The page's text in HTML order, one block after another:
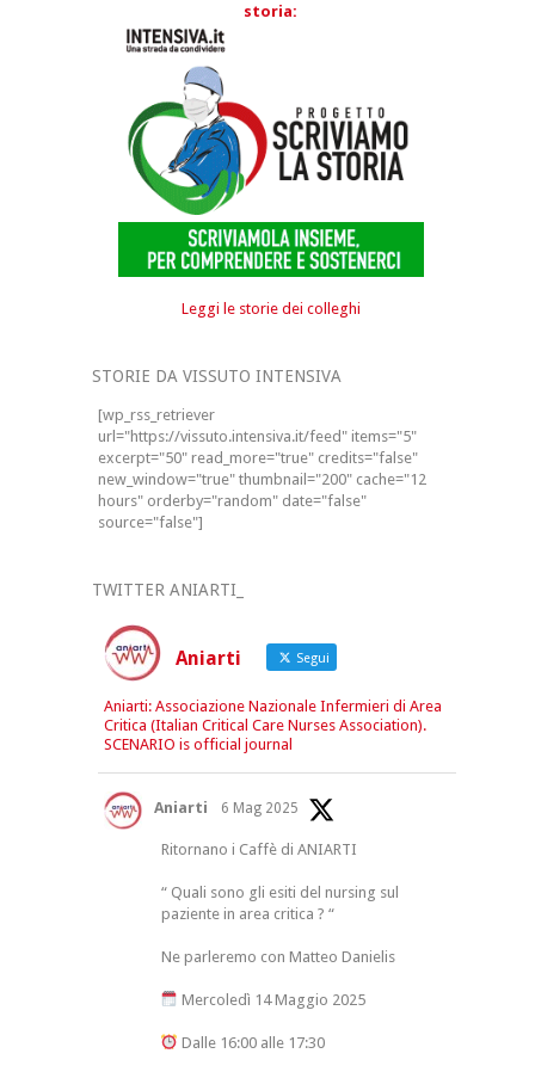
storia:
Leggi le storie dei colleghi
STORIE DA VISSUTO INTENSIVA
[wp_rss_retriever
url="https://vissuto.intensiva.it/feed" items="5"
excerpt="50" read_more="true" credits="false"
new_window="true" thumbnail="200" cache="12
hours" orderby="random" date="false"
source="false"]
TWITTER ANIARTI_
Aniarti Segui
Aniarti: Associazione Nazionale Infermieri di Area
Critica (Italian Critical Care Nurses Association).
SCENARIO is official journal
Aniarti 6 Mag 2025
Ritornano i Caffè di ANIARTI
“ Quali sono gli esiti del nursing sul
paziente in area critica ? “
Ne parleremo con Matteo Danielis
Mercoledì 14 Maggio 2025
Dalle 16:00 alle 17:30